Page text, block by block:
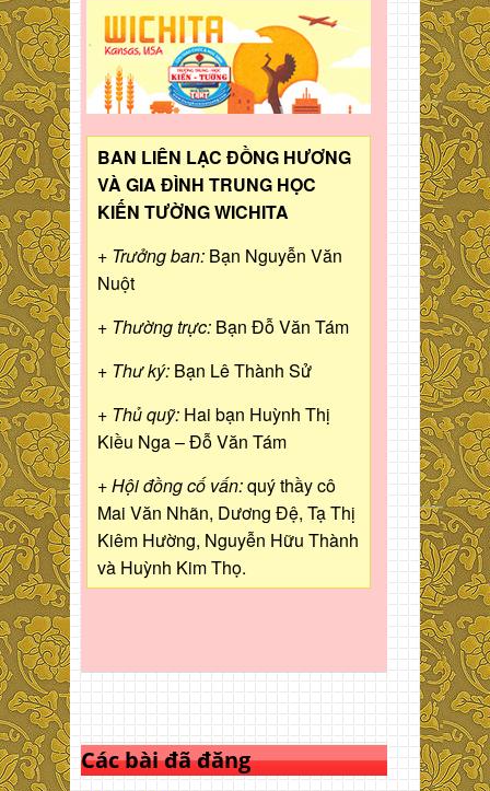
BAN LIÊN LẠC ĐỒNG HƯƠNG
VÀ GIA ĐÌNH TRUNG HỌC
KIẾN TƯỜNG WICHITA
+ Trưởng ban: Bạn Nguyễn Văn
Nuột
+ Thường trực: Bạn Đỗ Văn Tám
+ Thư ký: Bạn Lê Thành Sử
+ Thủ quỹ: Hai bạn Huỳnh Thị
Kiều Nga – Đỗ Văn Tám
+ Hội đồng cố vấn:quý thầy cô
Mai Văn Nhãn, Dương Đệ, Tạ Thị
Kiêm Hường, Nguyễn Hữu Thành
và Huỳnh Kim Thọ.
Các bài đã đăng